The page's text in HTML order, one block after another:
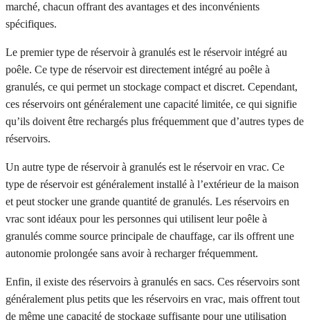
marché, chacun offrant des avantages et des inconvénients
spécifiques.
Le premier type de réservoir à granulés est le réservoir intégré au
poêle. Ce type de réservoir est directement intégré au poêle à
granulés, ce qui permet un stockage compact et discret. Cependant,
ces réservoirs ont généralement une capacité limitée, ce qui signifie
qu’ils doivent être rechargés plus fréquemment que d’autres types de
réservoirs.
Un autre type de réservoir à granulés est le réservoir en vrac. Ce
type de réservoir est généralement installé à l’extérieur de la maison
et peut stocker une grande quantité de granulés. Les réservoirs en
vrac sont idéaux pour les personnes qui utilisent leur poêle à
granulés comme source principale de chauffage, car ils offrent une
autonomie prolongée sans avoir à recharger fréquemment.
Enfin, il existe des réservoirs à granulés en sacs. Ces réservoirs sont
généralement plus petits que les réservoirs en vrac, mais offrent tout
de même une capacité de stockage suffisante pour une utilisation